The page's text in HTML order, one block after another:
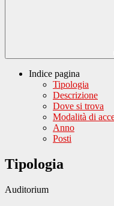
Indice pagina
Tipologia
Descrizione
Dove si trova
Modalità di
Anno
Posti
Tipologia
Auditorium